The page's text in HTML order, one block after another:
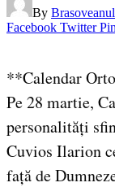
By Brasoveanul
Facebook Twitter
**Calendar
Pe 28 martie,
personalități
Cuvios Ilarion
față de